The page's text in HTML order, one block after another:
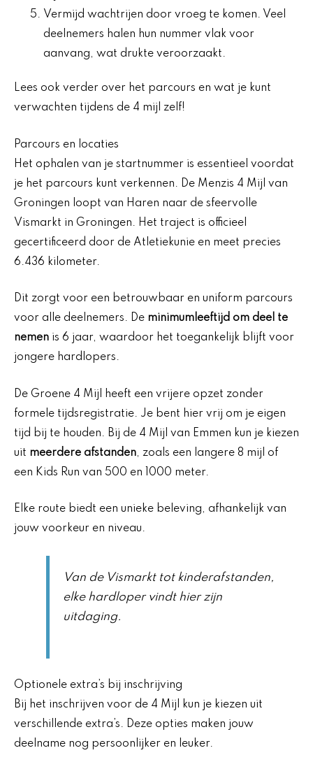
Vermijd wachtrijen door vroeg te komen. Veel
deelnemers halen hun nummer vlak voor
aanvang, wat drukte veroorzaakt.
Lees ook verder over het parcours en wat je kunt
verwachten tijdens de 4 mijl zelf!
Parcours en locaties
Het ophalen van je startnummer is essentieel voordat
je het parcours kunt verkennen. De Menzis 4 Mijl van
Groningen loopt van Haren naar de sfeervolle
Vismarkt in Groningen. Het traject is officieel
gecertificeerd door de Atletiekunie en meet precies
6.436 kilometer.
Dit zorgt voor een betrouwbaar en uniform parcours
voor alle deelnemers. De minimumleeftijd om deel te
nemen is 6 jaar, waardoor het toegankelijk blijft voor
jongere hardlopers.
De Groene 4 Mijl heeft een vrijere opzet zonder
formele tijdsregistratie. Je bent hier vrij om je eigen
tijd bij te houden. Bij de 4 Mijl van Emmen kun je kiezen
uit meerdere afstanden, zoals een langere 8 mijl of
een Kids Run van 500 en 1000 meter.
Elke route biedt een unieke beleving, afhankelijk van
jouw voorkeur en niveau.
Van de Vismarkt tot kinderafstanden,
elke hardloper vindt hier zijn
uitdaging.
Optionele extra’s bij inschrijving
Bij het inschrijven voor de 4 Mijl kun je kiezen uit
verschillende extra’s. Deze opties maken jouw
deelname nog persoonlijker en leuker.